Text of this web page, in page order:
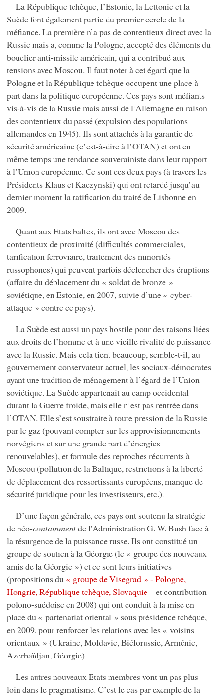
La République tchèque, l’Estonie, la Lettonie et la
Suède font également partie du premier cercle de la
méfiance. La première n’a pas de contentieux direct avec la
Russie mais a, comme la Pologne, accepté des éléments du
bouclier anti-missile américain, qui a contribué aux
tensions avec Moscou. Il faut noter à cet égard que la
Pologne et la République tchèque occupent une place à
part dans la politique européenne. Ces pays sont méfiants
vis-à-vis de la Russie mais aussi de l’Allemagne en raison
des contentieux du passé (expulsion des populations
allemandes en 1945). Ils sont attachés à la garantie de
sécurité américaine (c’est-à-dire à l’OTAN) et ont en
même temps une tendance souverainiste dans leur rapport
à l’Union européenne. Ce sont ces deux pays (à travers les
Présidents Klaus et Kaczynski) qui ont retardé jusqu’au
dernier moment la ratification du traité de Lisbonne en
2009.
Quant aux Etats baltes, ils ont avec Moscou des
contentieux de proximité (difficultés commerciales,
tarification ferroviaire, traitement des minorités
russophones) qui peuvent parfois déclencher des éruptions
(affaire du déplacement du « soldat de bronze »
soviétique, en Estonie, en 2007, suivie d’une « cyber-
attaque » contre ce pays).
La Suède est aussi un pays hostile pour des raisons liées
aux droits de l’homme et à une vieille rivalité de puissance
avec la Russie. Mais cela tient beaucoup, semble-t-il, au
gouvernement conservateur actuel, les sociaux-démocrates
ayant une tradition de ménagement à l’égard de l’Union
soviétique. La Suède appartenait au camp occidental
durant la Guerre froide, mais elle n’est pas rentrée dans
l’OTAN. Elle s’est soustraite à toute pression de la Russie
par le gaz (pouvant compter sur les approvisionnements
norvégiens et sur une grande part d’énergies
renouvelables), et formule des reproches récurrents à
Moscou (pollution de la Baltique, restrictions à la liberté
de déplacement des ressortissants européens, manque de
sécurité juridique pour les investisseurs, etc.).
D’une façon générale, ces pays ont soutenu la stratégie
de néo-containmentde l’Administration G. W. Bush face à
la résurgence de la puissance russe. Ils ont constitué un
groupe de soutien à la Géorgie (le « groupe des nouveaux
amis de la Géorgie ») et ce sont leurs initiatives
(propositions du « groupe de Visegrad » - Pologne,
Hongrie, République tchèque, Slovaquie– et contribution
polono-suédoise en 2008) qui ont conduit à la mise en
place du « partenariat oriental » sous présidence tchèque,
en 2009, pour renforcer les relations avec les « voisins
orientaux » (Ukraine, Moldavie, Biélorussie, Arménie,
Azerbaïdjan, Géorgie).
Les autres nouveaux Etats membres vont un pas plus
loin dans le pragmatisme. C’est le cas par exemple de la